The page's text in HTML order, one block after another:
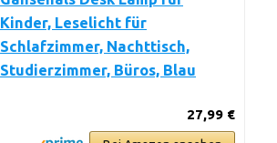
Kinder, Leselicht für
Schlafzimmer, Nachttisch,
Studierzimmer, Büros, Blau
27,99 €